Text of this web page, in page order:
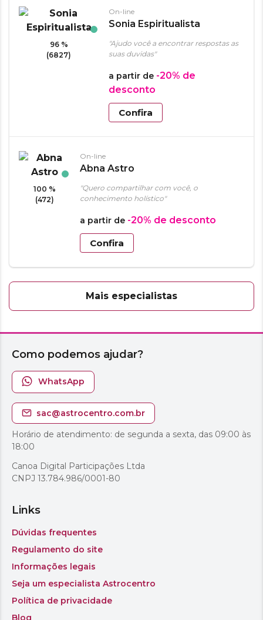
96 %
(6827)
On-line
Sonia Espiritualista
"Ajudo você a encontrar respostas as
suas duvidas"
a partir de -20% de
desconto
Confira
100 %
(472)
On-line
Abna Astro
"Quero compartilhar com você, o
conhecimento holístico"
a partir de -20% de desconto
Confira
Mais especialistas